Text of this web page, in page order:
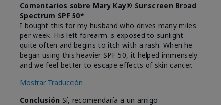
Comentarios sobre Mary Kay® Sunscreen Broad
Spectrum SPF 50*
I bought this for my husband who drives many miles
per week. His left forearm is exposed to sunlight
quite often and begins to itch with a rash. When he
began using this heavier SPF 50, it helped immensely
and we feel better to escape effects of skin cancer.
Mostrar Traducción
Conclusión Sí, recomendaría a un amigo